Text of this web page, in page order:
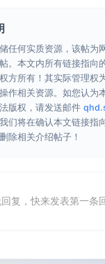
任何实质资源，该帖为
。本文内所有链接指向
方所有！其实际管理权
作相关资源。如您认为
版权，请发送邮件
们将在确认本文链接指
除相关介绍帖子！
复，快来发表第一条